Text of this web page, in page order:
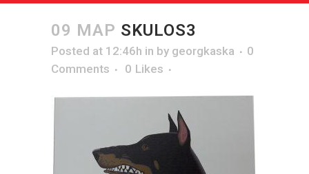
09 ΜΑΡ SKULOS3
Posted at 12:46h in by georgkaska
0
Comments
0 Likes